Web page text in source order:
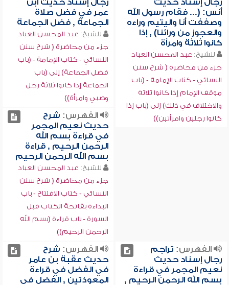
رجال إسناد حديث
أنس: (... فقام رسول الله
وصففت أنا واليتيم وراءه
والعجوز من ورائنا) , إذا
كانوا ثلاثة وامرأة
للشيخ: عبد المحسن العباد
جزء من محاضرة ( شرح سنن
النسائي - كتاب الإمامة - (باب
موقف الإمام إذا كانوا ثلاثة
والاختلاف في ذلك) إلى (باب إذا
كانوا رجلين وامرأتين))
رجال إسناد حديث ابن
عمر في فضل صلاة
الجماعة , فضل الجماعة
للشيخ: عبد المحسن العباد
جزء من محاضرة ( شرح سنن
النسائي - كتاب الإمامة - (باب
فضل الجماعة) إلى (باب
الجماعة إذا كانوا ثلاثة رجل
وصبي وامرأة))
الفهرس: شرح
حديث نعيم المجمر
في قراءة بسم الله
الرحمن الرحيم , قراءة
بسم الله الرحمن الرحيم
للشيخ: عبد المحسن العباد
جزء من محاضرة ( شرح سنن
النسائي - كتاب الافتتاح - باب
البداءة بفاتحة الكتاب قبل
السورة - باب قراءة (بسم الله
الرحمن الرحيم))
الفهرس: تراجم
رجال إسناد حديث
نعيم المجمر في قراءة
بسم الله الرحمن الرحيم ,
الفهرس: شرح
حديث عقبة بن عامر
في الفضل في قراءة
المعوذتين , الفضل في